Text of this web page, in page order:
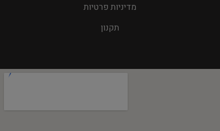
מדיניות פרטיות
תקנון